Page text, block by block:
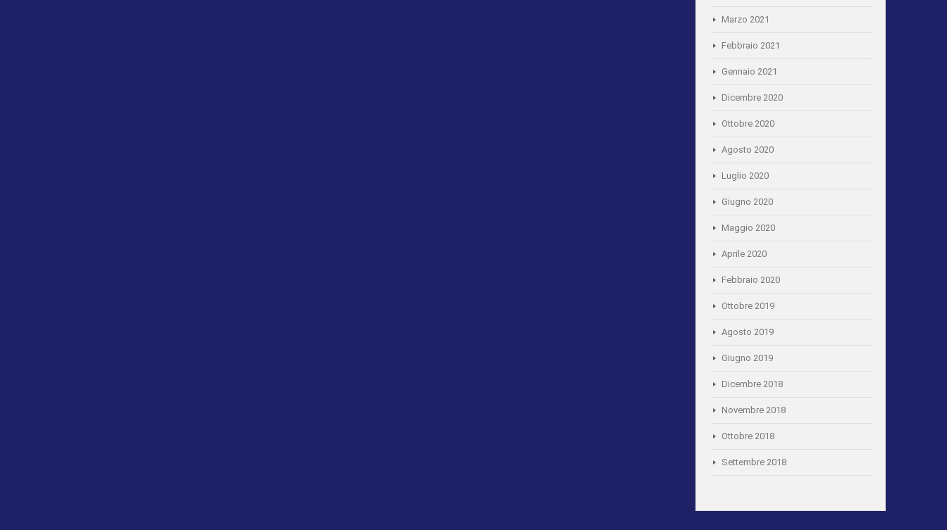
Marzo 2021
Febbraio 2021
Gennaio 2021
Dicembre 2020
Ottobre 2020
Agosto 2020
Luglio 2020
Giugno 2020
Maggio 2020
Aprile 2020
Febbraio 2020
Ottobre 2019
Agosto 2019
Giugno 2019
Dicembre 2018
Novembre 2018
Ottobre 2018
Settembre 2018